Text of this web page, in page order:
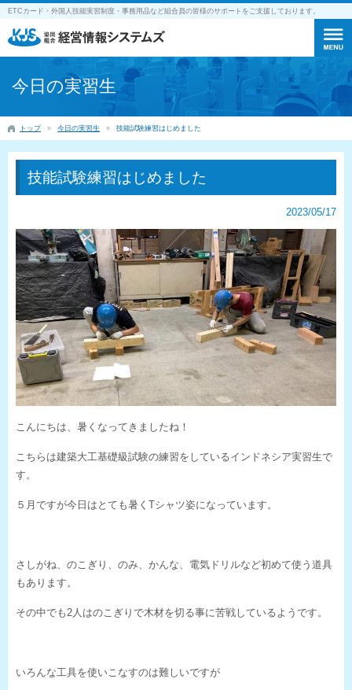
ETCカード・外国人技能実習制度・事務用品など組合員の皆様のサポートをご支援しております。
今日の実習生
トップ 今日の実習生 技能試験練習はじめました
技能試験練習はじめました
2023/05/17
こんにちは、暑くなってきましたね！
こちらは建築大工基礎級試験の練習をしているインドネシア実習生で
す。
５月ですが今日はとても暑くTシャツ姿になっています。
さしがね、のこぎり、のみ、かんな、電気ドリルなど初めて使う道具
もあります。
その中でも2人はのこぎりで木材を切る事に苦戦しているようです。
いろんな工具を使いこなすのは難しいですが